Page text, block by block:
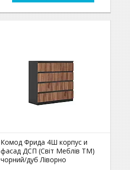
Комод Фрида 4Ш корпус и
фасад ДСП (Світ Меблів TM)
чорний/дуб Ліворно